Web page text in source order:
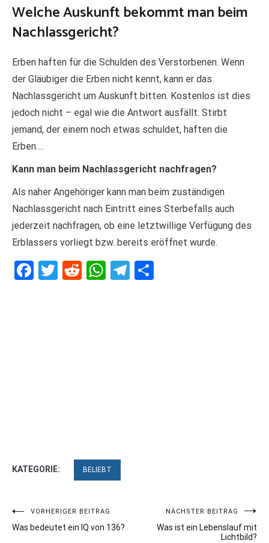
Welche Auskunft bekommt man beim
Nachlassgericht?
Erben haften für die Schulden des Verstorbenen. Wenn
der Gläubiger die Erben nicht kennt, kann er das
Nachlassgericht um Auskunft bitten. Kostenlos ist dies
jedoch nicht – egal wie die Antwort ausfällt. Stirbt
jemand, der einem noch etwas schuldet, haften die
Erben….
Kann man beim Nachlassgericht nachfragen?
Als naher Angehöriger kann man beim zuständigen
Nachlassgericht nach Eintritt eines Sterbefalls auch
jederzeit nachfragen, ob eine letztwillige Verfügung des
Erblassers vorliegt bzw. bereits eröffnet wurde.
Facebook
Twitter
RedditWhatsApp
Telegram
KATEGORIE: BELIEBT
Beitragsnavigation
VORHERIGER BEITRAG
Was bedeutet ein IQ von 136?
NÄCHSTER BEITRAG
Was ist ein Lebenslauf mit
Lichtbild?